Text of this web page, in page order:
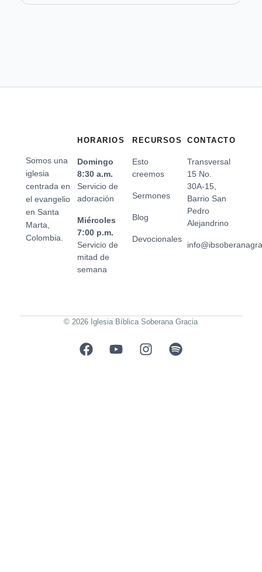
Somos una
iglesia
centrada en
el evangelio
en Santa
Marta,
Colombia.
HORARIOS
Domingo
8:30 a.m.
Servicio de
adoración
Miércoles
7:00 p.m.
Servicio de
mitad de
semana
RECURSOS
Esto
creemos
Sermones
Blog
Devocionales
CONTACTO
Transversal
15 No.
30A-15,
Barrio San
Pedro
Alejandrino
© 2026 Iglesia Bíblica Soberana Gracia